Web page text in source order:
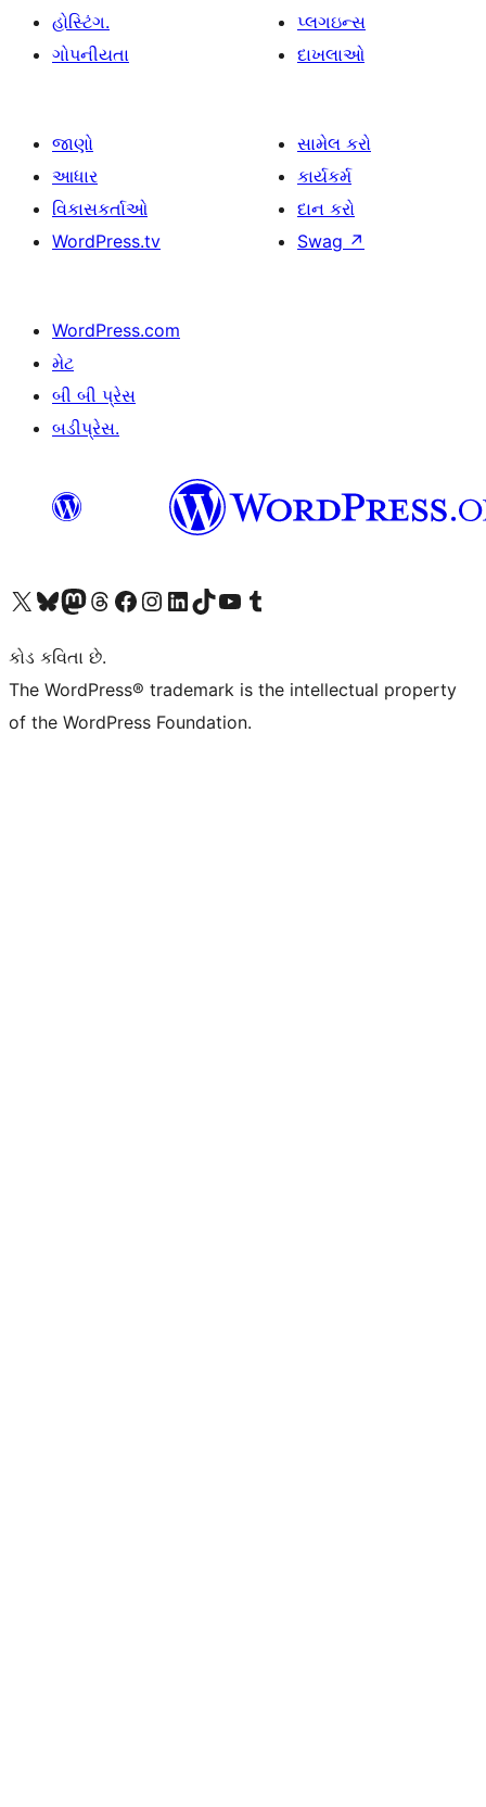
હોસ્ટિંગ.
ગોપનીયતા
પ્લગઇન્સ
દાખલાઓ
જાણો
આધાર
વિકાસકર્તાઓ
WordPress.tv
સામેલ કરો
કાર્યકર્મ
દાન કરો
Swag ↗
WordPress.com
મેટ
બી બી પ્રેસ
બડીપ્રેસ.
અમારા X (અગાઉ ટ્વિટર) એકાઉન્ટની મુલાકાત લોઅમારા Bluesky એકાઉન્ટની મુલાકાત લોઅમારા માસ્ટોડોન એકાઉન્ટની મુલાકાત લોઅમારા Threads એકાઉન્ટની મુલાકાત લો અમારા ફેસબુક પેજની મુલાકાત લોઅમારા ઇન્સ્ટાગ્રામ એકાઉન્ટની મુલાકાત લો અમારા LinkedIn એકાઉન્ટની મુલાકાત લોઅમારા TikTok એકાઉન્ટની મુલાકાત લોઅમારી YouTube ચેનલની મુલાકાત લો અમારા Tumblr એકાઉન્ટની મુલાકાત લો
કોડ કવિતા છે.
The WordPress® trademark is the intellectual property
of the WordPress Foundation.